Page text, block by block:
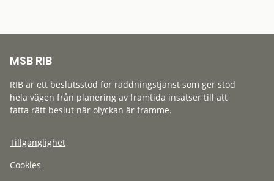
MSB RIB
RIB är ett beslutsstöd för räddningstjänst som ger stöd
hela vägen från planering av framtida insatser till att
fatta rätt beslut när olyckan är framme.
Tillgänglighet
Cookies